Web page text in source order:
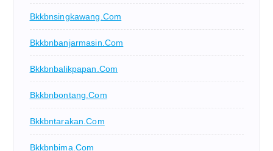
Bkkbnsingkawang.com
Bkkbnbanjarmasin.com
Bkkbnbalikpapan.com
Bkkbnbontang.com
Bkkbntarakan.com
Bkkbnbima.com